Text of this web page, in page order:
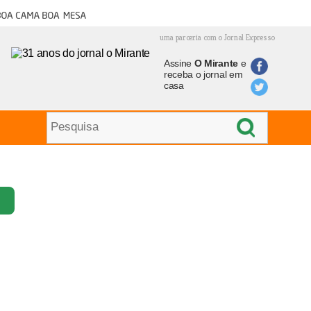
cama boa mesa
uma parceria com o Jornal Expresso
Assine O Mirantee
receba o jornal em
casa